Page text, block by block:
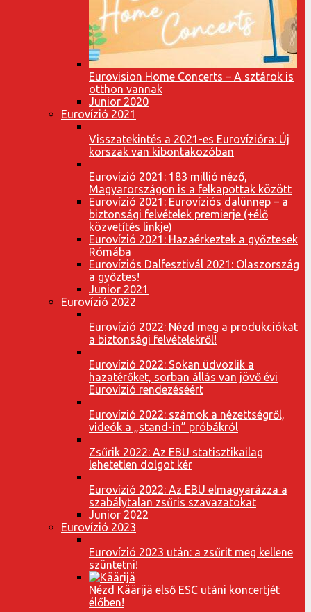
Eurovision Home Concerts – A sztárok is
otthon vannak
Junior 2020
Eurovízió 2021
Visszatekintés a 2021-es Eurovízióra: Új
korszak van kibontakozóban
Eurovízió 2021: 183 millió néző,
Magyarországon is a felkapottak között
Eurovízió 2021: Eurovíziós dalünnep – a
biztonsági felvételek premierje (+élő
közvetítés linkje)
Eurovízió 2021: Hazaérkeztek a győztesek
Rómába
Eurovíziós Dalfesztivál 2021: Olaszország
a győztes!
Junior 2021
Eurovízió 2022
Eurovízió 2022: Nézd meg a produkciókat
a biztonsági felvételekről!
Eurovízió 2022: Sokan üdvözlik a
hazatérőket, sorban állás van jövő évi
Eurovízió rendezéséért
Eurovízió 2022: számok a nézettségről,
videók a „stand-in” próbákról
Zsűrik 2022: Az EBU statisztikailag
lehetetlen dolgot kér
Eurovízió 2022: Az EBU elmagyarázza a
szabálytalan zsűris szavazatokat
Junior 2022
Eurovízió 2023
Eurovízió 2023 után: a zsűrit meg kellene
szüntetni!
Nézd Käärijä első ESC utáni koncertjét
élőben!